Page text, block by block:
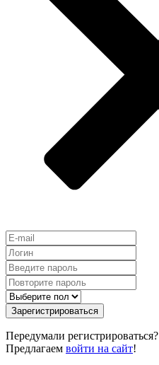
Зарегистрироваться
Передумали регистрироваться?
Предлагаем войти на сайт!